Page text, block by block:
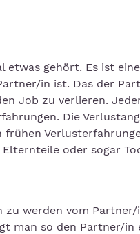
gehört. Es ist
in ist. Das der
Job zu verlieren.
Die
oder sogar
zu werden vom
man so den Partner/in